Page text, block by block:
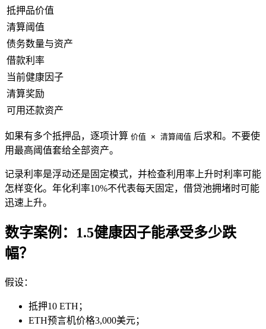
抵押品价值
清算阈值
债务数量与资产
借款利率
当前健康因子
清算奖励
可用还款资产
如果有多个抵押品，逐项计算 价值 × 清算阈值 后求和。不要使
用最高阈值套给全部资产。
记录利率是浮动还是固定模式，并检查利用率上升时利率可能
怎样变化。年化利率10%不代表每天固定，借贷池拥堵时可能
迅速上升。
数字案例：1.5健康因子能承受多少跌
幅？
假设：
抵押10 ETH；
ETH预言机价格3,000美元；